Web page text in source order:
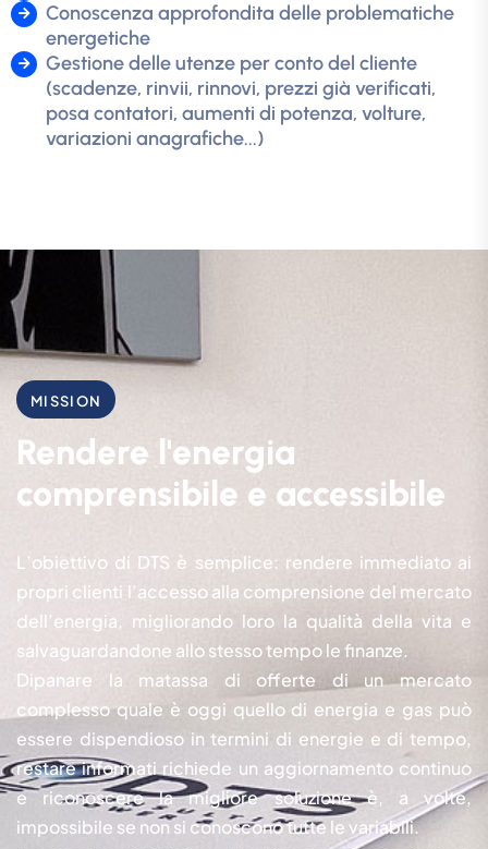
Conoscenza approfondita delle problematiche
energetiche
Gestione delle utenze per conto del cliente
(scadenze, rinvii, rinnovi, prezzi già verificati,
posa contatori, aumenti di potenza, volture,
variazioni anagrafiche...)
MISSION
Rendere l'energia
comprensibile e accessibile
L’obiettivo di DTS è semplice: rendere immediato ai
propri clienti l’accesso alla comprensione del mercato
dell’energia, migliorando loro la qualità della vita e
salvaguardandone allo stesso tempo le finanze.
Dipanare la matassa di offerte di un mercato
complesso quale è oggi quello di energia e gas può
essere dispendioso in termini di energie e di tempo,
restare informati richiede un aggiornamento continuo
e riconoscere la migliore soluzione è, a volte,
impossibile se non si conoscono tutte le variabili.